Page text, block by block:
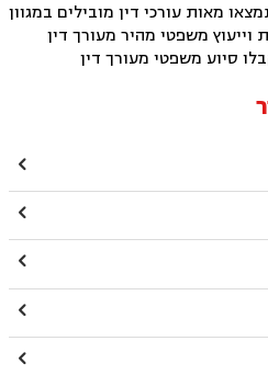
מאות עורכי דין מובילים במגוון
וייעוץ משפטי מהיר מעורך דין
סיוע משפטי מעורך דין




